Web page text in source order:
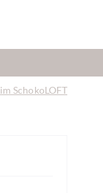
SchokoLOFT